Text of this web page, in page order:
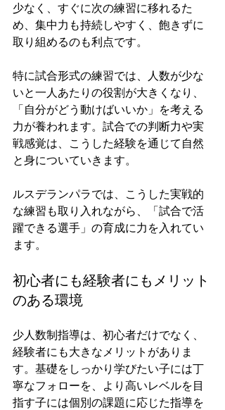
少なく、すぐに次の練習に移れるた
め、集中力も持続しやすく、飽きずに
取り組めるのも利点です。
特に試合形式の練習では、人数が少な
いと一人あたりの役割が大きくなり、
「自分がどう動けばいいか」を考える
力が養われます。試合での判断力や実
戦感覚は、こうした経験を通じて自然
と身についていきます。
ルスデランパラでは、こうした実戦的
な練習も取り入れながら、「試合で活
躍できる選手」の育成に力を入れてい
ます。
初心者にも経験者にもメリット
のある環境
少人数制指導は、初心者だけでなく、
経験者にも大きなメリットがありま
す。基礎をしっかり学びたい子には丁
寧なフォローを、より高いレベルを目
指す子には個別の課題に応じた指導を